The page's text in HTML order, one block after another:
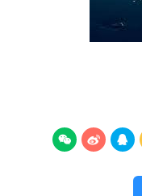
  